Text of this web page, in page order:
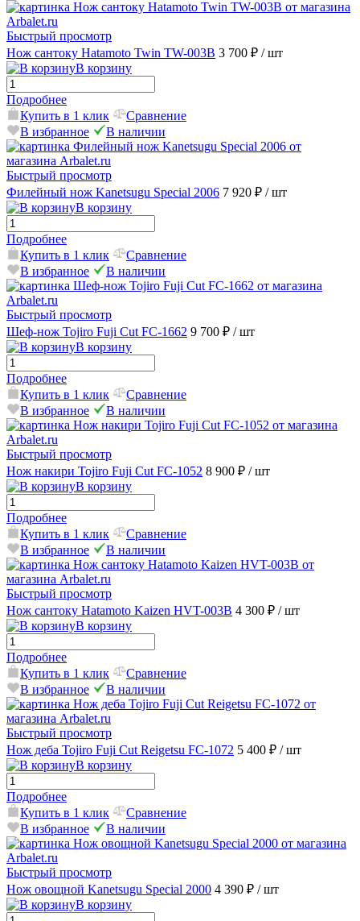
Быстрый просмотр
Нож сантоку Hatamoto Twin TW-003B 3 700 ₽ / шт
В корзину
Подробнее
Купить в 1 клик
Сравнение
В избранное
В наличии
Быстрый просмотр
Филейный нож Kanetsugu Special 2006 7 920 ₽ / шт
В корзину
Подробнее
Купить в 1 клик
Сравнение
В избранное
В наличии
Быстрый просмотр
Шеф-нож Tojiro Fuji Cut FC-1662 9 700 ₽ / шт
В корзину
Подробнее
Купить в 1 клик
Сравнение
В избранное
В наличии
Быстрый просмотр
Нож накири Tojiro Fuji Cut FC-1052 8 900 ₽ / шт
В корзину
Подробнее
Купить в 1 клик
Сравнение
В избранное
В наличии
Быстрый просмотр
Нож сантоку Hatamoto Kaizen HVT-003B 4 300 ₽ / шт
В корзину
Подробнее
Купить в 1 клик
Сравнение
В избранное
В наличии
Быстрый просмотр
Нож деба Tojiro Fuji Cut Reigetsu FC-1072 5 400 ₽ / шт
В корзину
Подробнее
Купить в 1 клик
Сравнение
В избранное
В наличии
Быстрый просмотр
Нож овощной Kanetsugu Special 2000 4 390 ₽ / шт
В корзину